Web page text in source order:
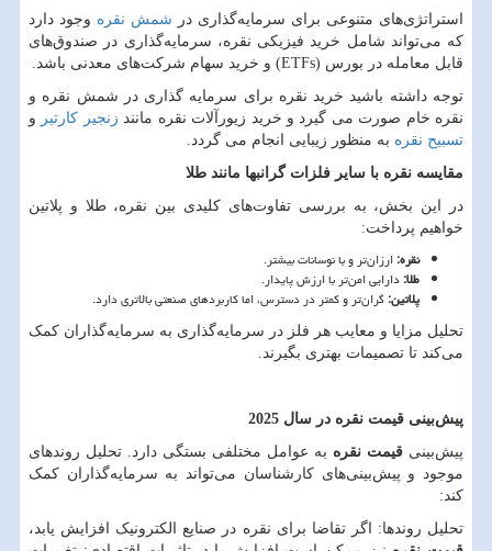
استراتژیهای متنوعی برای سرمایهگذاری در شمش نقره وجود دارد
که میتواند شامل خرید فیزیکی نقره، سرمایهگذاری در صندوقهای
قابل معامله در بورس (ETFs) و خرید سهام شرکتهای معدنی باشد.
توجه داشته باشید خرید نقره برای سرمایه گذاری در شمش نقره و
نقره خام صورت می گیرد و خرید زیورآلات نقره مانند زنجیر کارتیر و
تسبیح نقره به منظور زیبایی انجام می گردد.
مقایسه نقره با سایر فلزات گرانبها مانند طلا
در این بخش، به بررسی تفاوتهای کلیدی بین نقره، طلا و پلاتین
خواهیم پرداخت:
نقره:ارزانتر و با نوسانات بیشتر.
طلا:دارایی امنتر با ارزش پایدار.
پلاتین:گرانتر و کمتر در دسترس، اما کاربردهای صنعتی بالاتری دارد.
تحلیل مزایا و معایب هر فلز در سرمایهگذاری به سرمایهگذاران کمک
میکند تا تصمیمات بهتری بگیرند.
پیشبینی قیمت نقره در سال 2025
پیشبینی قیمت نقره به عوامل مختلفی بستگی دارد. تحلیل روندهای
موجود و پیشبینیهای کارشناسان میتواند به سرمایهگذاران کمک
کند:
تحلیل روندها: اگر تقاضا برای نقره در صنایع الکترونیک افزایش یابد،